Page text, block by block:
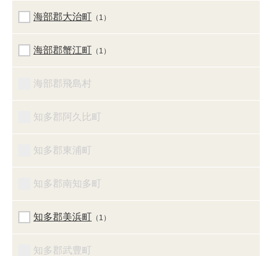
海部郡大治町 （1）
海部郡蟹江町 （1）
海部郡飛島村
知多郡阿久比町
知多郡東浦町
知多郡南知多町
知多郡美浜町 （1）
知多郡武豊町